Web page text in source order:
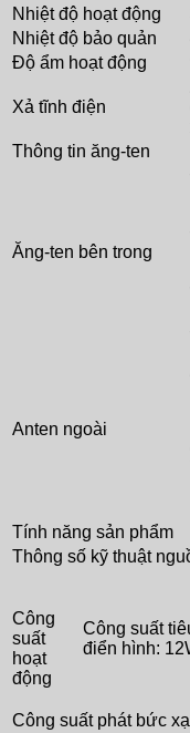
Nhiệt độ hoạt động
Nhiệt độ bảo quản
Độ ẩm hoạt động
Xả tĩnh điện
Thông tin ăng-ten
Ăng-ten bên trong
Anten ngoài
Tính năng sản phẩm
Thông số kỹ thuật
Công
suất
hoạt
động
Công suất
điển hình:
Công suất phát bức